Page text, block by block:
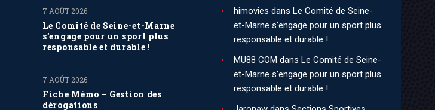
Le Comité de Seine-et-Marne
s’engage pour un sport plus
responsable et durable !
7 AOÛT 2026
Fiche Mémo – Gestion des
dérogations
7 AOÛT 2026
himovies dans Le Comité de Seine-
et-Marne s’engage pour un sport plus
responsable et durable !
MU88 COM dans Le Comité de Seine-
et-Marne s’engage pour un sport plus
responsable et durable !